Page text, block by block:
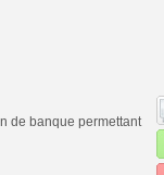
de banque permettant